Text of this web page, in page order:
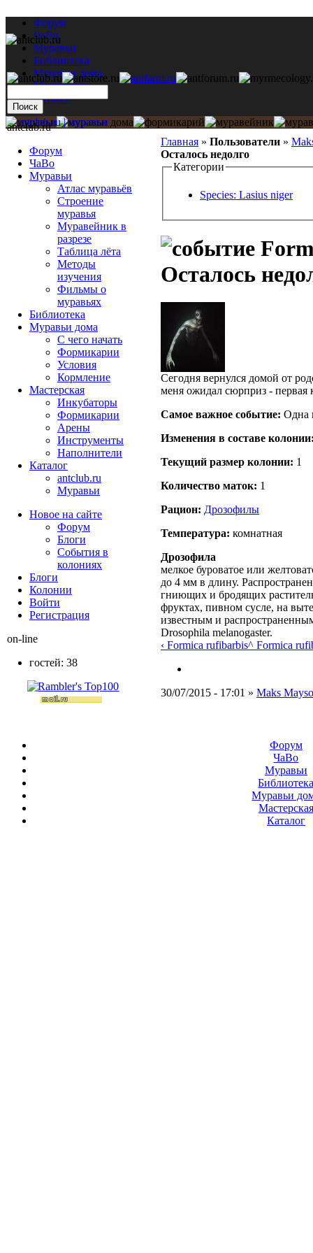
Форум
ЧаВо
Муравьи
Библиотека
Муравьи дома
Мастерская
Каталог
Главная » Пользователи »
Осталось недолго
Категории
Species: Lasius niger
Осталось
Сегодня вернулся домой от
меня ожидал сюрприз - первая
Самое важное событие: Одна
Изменения в составе
Текущий размер кoлонии: 1
Количество маток: 1
Рацион: Дрозофилы
Температура: комнатная
Дрозофила
мелкое буроватое или
до 4 мм в длину.
гниющих и бродящих
фруктах, пивном сусле, на
известным и
Drosophila melanogaster.
‹ Formica rufibarbis^ Formica
30/07/2015 - 17:01 » Maks
antclub.ru
Форум
ЧаВо
Муравьи
Атлас муравьёв
Строение
муравья
Муравейник в
разрезе
Таблица лёта
Методы
изучения
Фильмы о
муравьях
Библиотека
Муравьи дома
С чего начать
Формикарии
Условия
Кормление
Мастерская
Инкубаторы
Формикарии
Арены
Инструменты
Наполнители
Каталог
antclub.ru
Муравьи
Новое на сайте
Форум
Блоги
События в
колониях
Блоги
Колонии
Войти
Peгиcтpaция
on-line
гостей: 38
Форум
ЧаВо
Муравьи
Муравьи
Мастерская
Каталог